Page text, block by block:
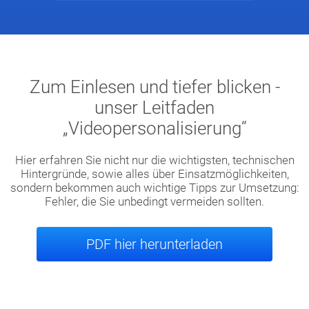
Zum Einlesen und tiefer blicken -
unser Leitfaden
„Videopersonalisierung“
Hier erfahren Sie nicht nur die wichtigsten, technischen
Hintergründe, sowie alles über Einsatzmöglichkeiten,
sondern bekommen auch wichtige Tipps zur Umsetzung:
Fehler, die Sie unbedingt vermeiden sollten.
PDF hier herunterladen